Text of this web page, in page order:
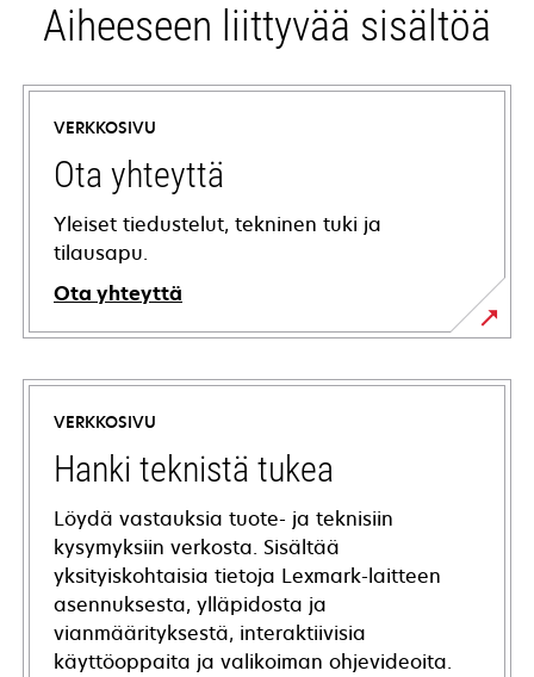
Aiheeseen liittyvää sisältöä
VERKKOSIVU
Ota yhteyttä
Yleiset tiedustelut, tekninen tuki ja
tilausapu.
Ota yhteyttä
VERKKOSIVU
Hanki teknistä tukea
Löydä vastauksia tuote- ja teknisiin
kysymyksiin verkosta. Sisältää
yksityiskohtaisia tietoja Lexmark-laitteen
asennuksesta, ylläpidosta ja
vianmäärityksestä, interaktiivisia
käyttöoppaita ja valikoiman ohjevideoita.